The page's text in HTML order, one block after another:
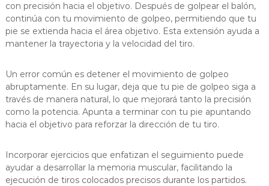
con precisión hacia el objetivo. Después de golpear el balón,
continúa con tu movimiento de golpeo, permitiendo que tu
pie se extienda hacia el área objetivo. Esta extensión ayuda a
mantener la trayectoria y la velocidad del tiro.
Un error común es detener el movimiento de golpeo
abruptamente. En su lugar, deja que tu pie de golpeo siga a
través de manera natural, lo que mejorará tanto la precisión
como la potencia. Apunta a terminar con tu pie apuntando
hacia el objetivo para reforzar la dirección de tu tiro.
Incorporar ejercicios que enfatizan el seguimiento puede
ayudar a desarrollar la memoria muscular, facilitando la
ejecución de tiros colocados precisos durante los partidos.